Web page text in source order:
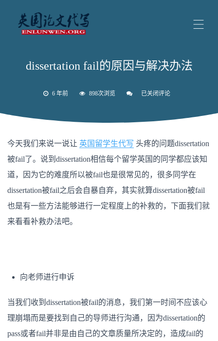
dissertation fail的原因与解决办法
6 年前 898次浏览
dissertation
解
办
已关闭评论
今天我们来说一说让 英国留学生代写 头疼的问题dissertation
被fail了。说到dissertation相信每个留学英国的同学都应该知
道，因为它的难度所以被fail也是很常见的，很多同学在
dissertation被fail之后会自暴自弃，其实就算dissertation被fail
也是有一些方法能够进行一定程度上的补救的，下面我们就
来看看补救办法吧。
向老师进行申诉
当我们收到dissertation被fail的消息，我们第一时间不应该心
理崩塌而是要找到自己的导师进行沟通，因为dissertation的
pass或者fail并非是由自己的文章质量所决定的，造成fail的